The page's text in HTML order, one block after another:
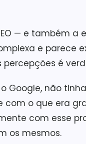
— e também a
e parece
é
Google, não
com o que era
com esse
os mesmos.